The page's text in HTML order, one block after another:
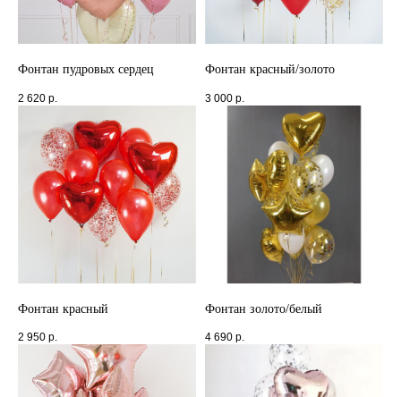
Фонтан пудровых сердец
2 620 р.
Фонтан красный/золото
3 000 р.
Фонтан красный
2 950 р.
Фонтан золото/белый
4 690 р.